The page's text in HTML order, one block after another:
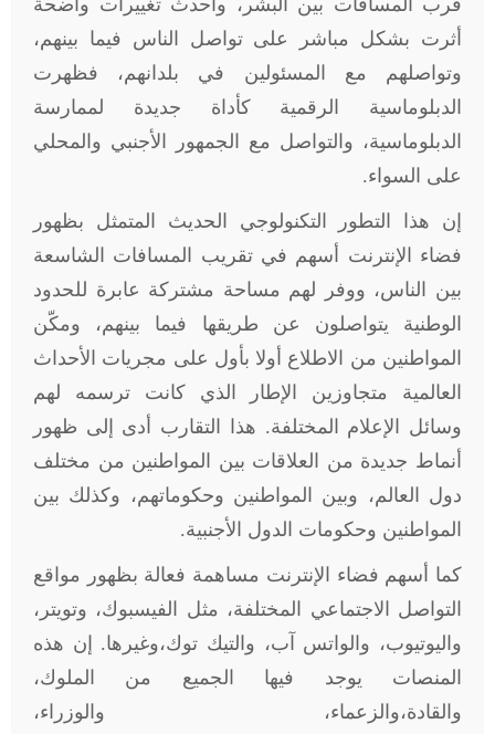
قرب المسافات بين البشر، وأحدث تغييرات واضحة
أثرت بشكل مباشر على تواصل الناس فيما بينهم،
وتواصلهم مع المسئولين في بلدانهم، فظهرت
الدبلوماسية الرقمية كأداة جديدة لممارسة
الدبلوماسية، والتواصل مع الجمهور الأجنبي والمحلي
على السواء.
إن هذا التطور التكنولوجي الحديث المتمثل بظهور
فضاء الإنترنت أسهم في تقريب المسافات الشاسعة
بين الناس، ووفر لهم مساحة مشتركة عابرة للحدود
الوطنية يتواصلون عن طريقها فيما بينهم، ومكّن
المواطنين من الاطلاع أولا بأول على مجريات الأحداث
العالمية متجاوزين الإطار الذي كانت ترسمه لهم
وسائل الإعلام المختلفة. هذا التقارب أدى إلى ظهور
أنماط جديدة من العلاقات بين المواطنين من مختلف
دول العالم، وبين المواطنين وحكوماتهم، وكذلك بين
المواطنين وحكومات الدول الأجنبية.
كما أسهم فضاء الإنترنت مساهمة فعالة بظهور مواقع
التواصل الاجتماعي المختلفة، مثل الفيسبوك، وتويتر،
واليوتيوب، والواتس آب، والتيك توك،وغيرها. إن هذه
المنصات يوجد فيها الجميع من الملوك،
والقادة،والزعماء، والوزراء،